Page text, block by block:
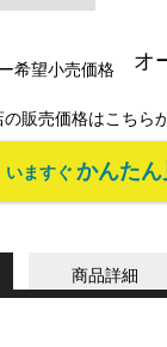
希望小売価格 オ
の販売価格はこちら
いますぐ かんたん
商品詳細